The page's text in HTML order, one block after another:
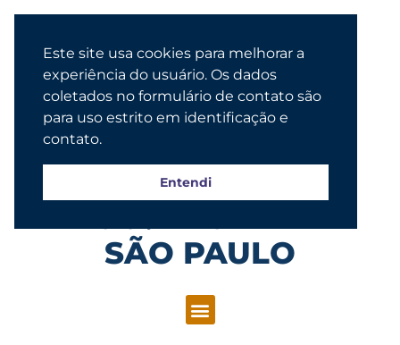
SÃO PAULO
Este site usa cookies para melhorar a
experiência do usuário. Os dados
coletados no formulário de contato são
para uso estrito em identificação e
contato.
Entendi